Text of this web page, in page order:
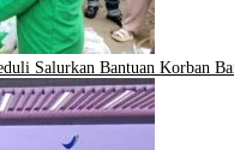
Salurkan Bantuan Korban